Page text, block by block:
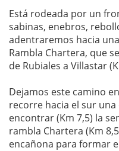
Está rodeada por un
sabinas, enebros,
adentraremos hacia
Rambla Chartera, que
de Rubiales a Villastar
Dejamos este camino
recorre hacia el sur
encontrar (Km 7,5) la
rambla Chartera (Km
encañona para formar